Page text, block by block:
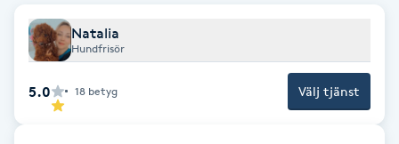
Fransk manikyr
Frekvensterapi
Natalia
Hundfrisör
5.0 18 betyg Välj tjänst